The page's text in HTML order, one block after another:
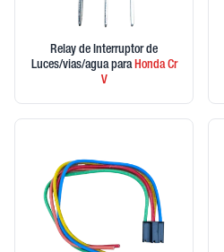
Relay de Interruptor de
Luces/vias/agua paraHondaCr
V